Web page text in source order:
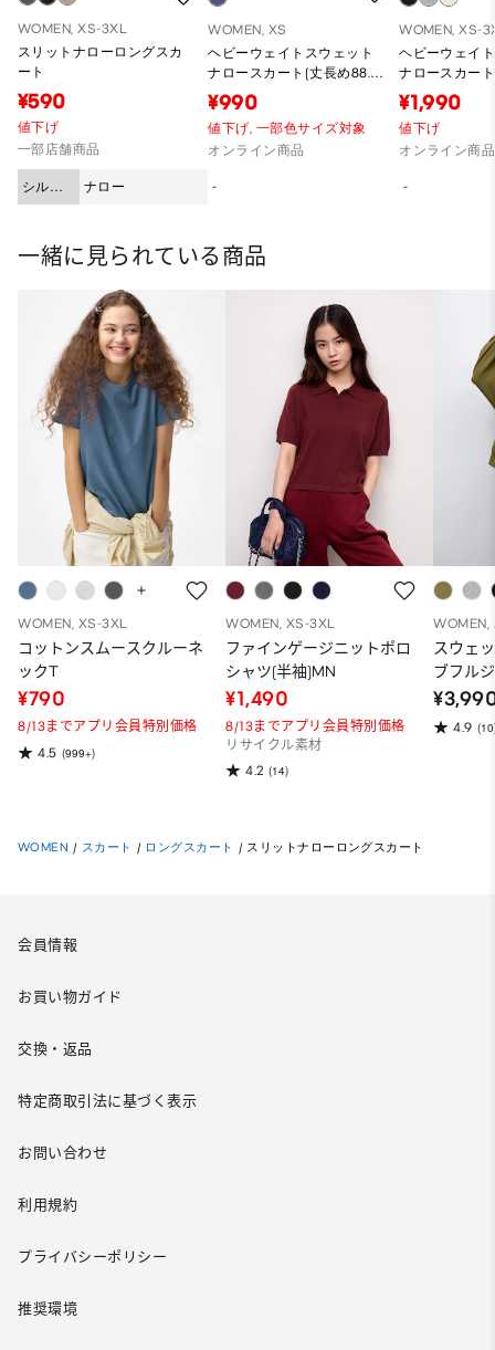
WOMEN, XS-3XL
スリットナローロングスカ
ート
¥590
値下げ
一部店舗商品
シルエ
ット
ナロー
WOMEN, XS
ヘビーウェイトスウェット
ナロースカート(丈長め88.5
～95.5cm)
¥990
値下げ, 一部色サイズ対象
オンライン商品
-
WOMEN, XS-
ヘビーウェイ
ナロースカー
～95.5cm)
¥1,990
値下げ
オンライン商品
-
一緒に見られている商品
WOMEN, XS-3XL
コットンスムースクルーネ
ックT
¥790
8/13までアプリ会員特別価格
4.5 (999+)
WOMEN, XS-3XL
ファインゲージニットポロ
シャツ(半袖)MN
¥1,490
8/13までアプリ会員特別価格
リサイクル素材
4.2 (14)
WOMEN,
スウェ
ブフル
ーパー
ット）
4.9
WOMEN / スカート / ロングスカート / スリットナローロングスカート
会員情報
お買い物ガイド
交換・返品
特定商取引法に基づく表示
お問い合わせ
利用規約
プライバシーポリシー
推奨環境